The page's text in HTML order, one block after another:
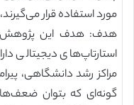
مورد استفاده قرار
هدف: هدف این پژوهش
استارتاپ‌های دیجیتالی
گونه‌ای که بتوان